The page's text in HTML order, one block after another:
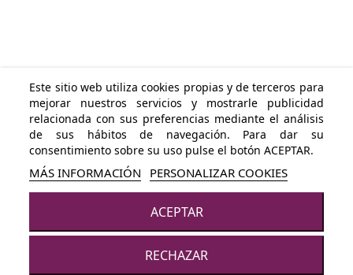
Este sitio web utiliza cookies propias y de terceros para
mejorar nuestros servicios y mostrarle publicidad
relacionada con sus preferencias mediante el análisis
de sus hábitos de navegación. Para dar su
consentimiento sobre su uso pulse el botón ACEPTAR.
MÁS INFORMACIÓN PERSONALIZAR COOKIES
RECHAZAR
ACEPTAR